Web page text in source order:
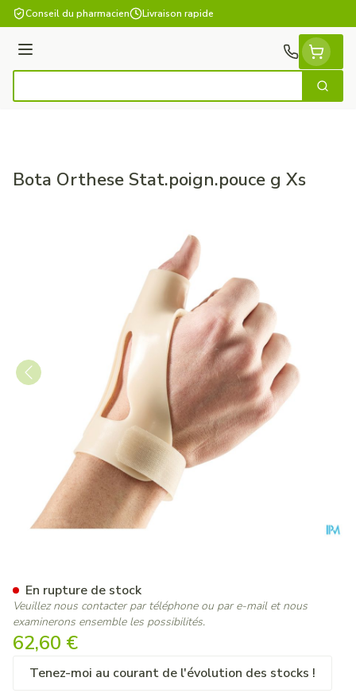
Aller au contenu
Conseil du pharmacien Livraison rapide
Menu
Bota Orthese Stat.poign.pouce g Xs
62,60 €
Tenez-moi au courant de l'évolution des stocks !
En rupture de stock
Veuillez nous contacter par téléphone ou par e-mail et nous
examinerons ensemble les possibilités.